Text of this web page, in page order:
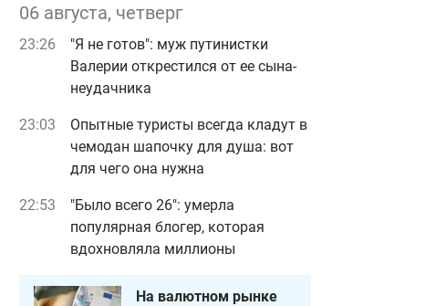
06 августа, четверг
23:26
"Я не готов": муж путинистки
Валерии открестился от ее сына-
неудачника
23:03
Опытные туристы всегда кладут в
чемодан шапочку для душа: вот
для чего она нужна
22:53
"Было всего 26": умерла
популярная блогер, которая
вдохновляла миллионы
На валютном рынке